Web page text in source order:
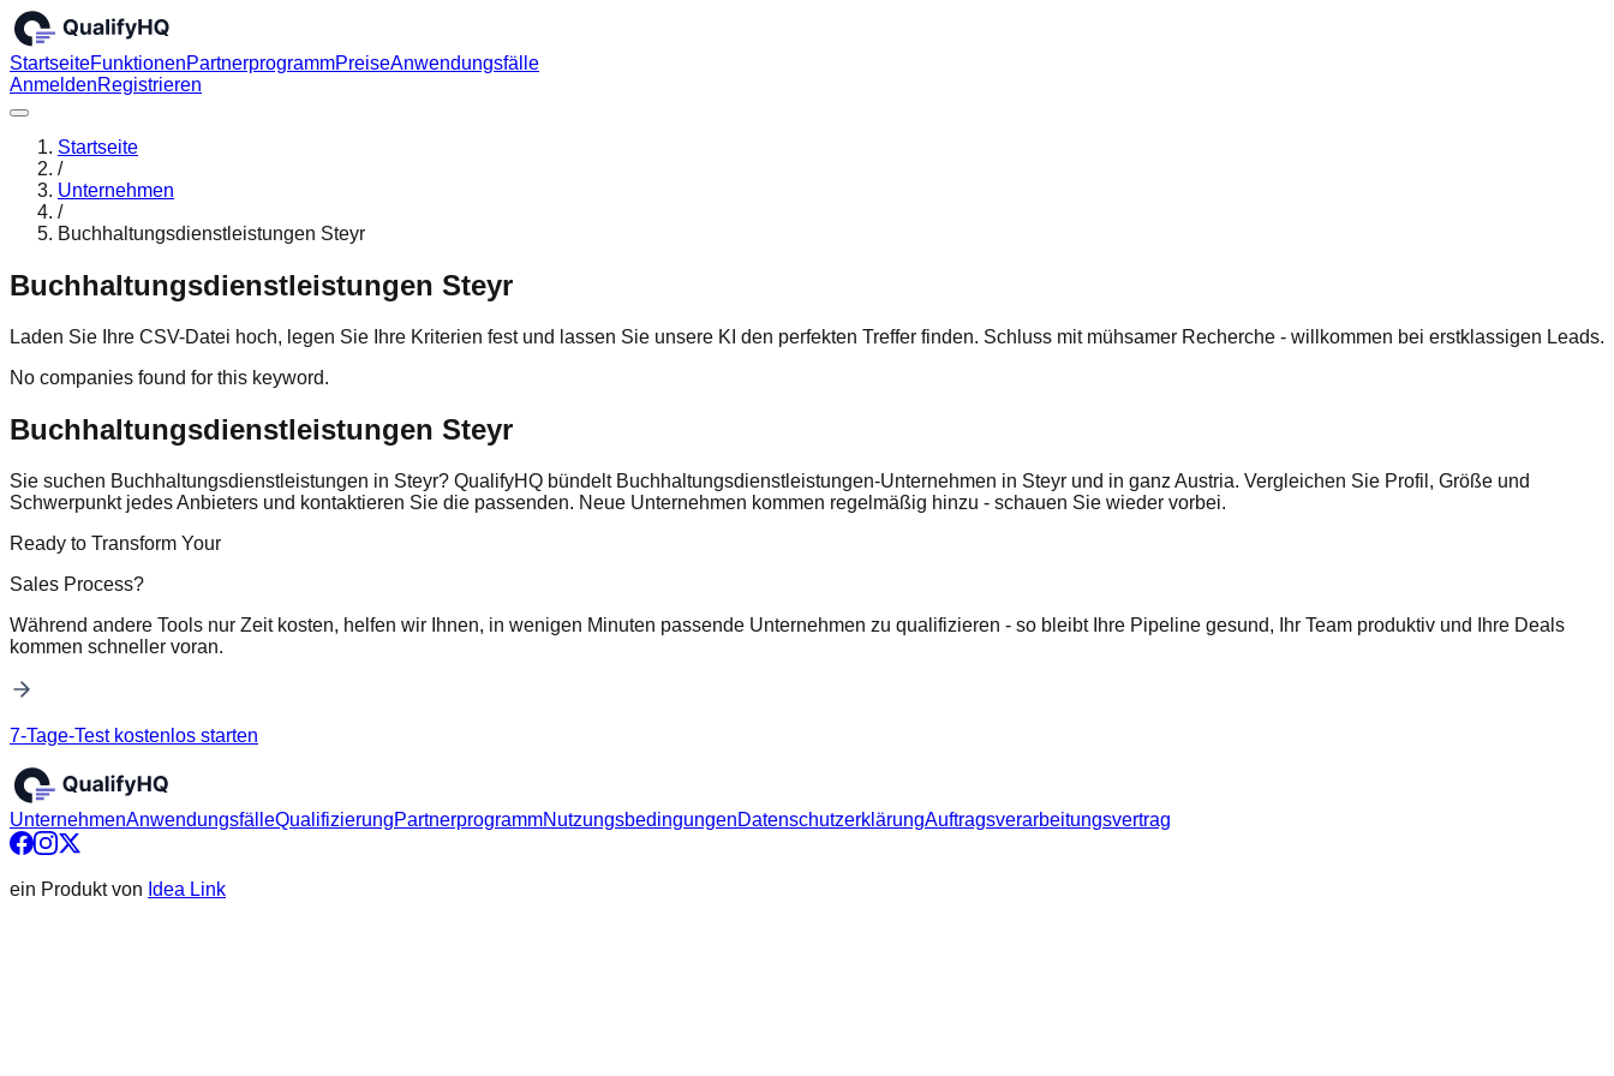
StartseiteFunktionenPartnerprogrammPreiseAnwendungsfälle
AnmeldenRegistrieren
Startseite
/
Unternehmen
/
Buchhaltungsdienstleistungen Steyr
Buchhaltungsdienstleistungen Steyr
Laden Sie Ihre CSV-Datei hoch, legen Sie Ihre Kriterien fest und lassen Sie unsere KI den perfekten Treffer finden. Schluss mit mühsamer Recherche - willkommen bei erstklassigen Leads.
No companies found for this keyword.
Buchhaltungsdienstleistungen Steyr
Sie suchen Buchhaltungsdienstleistungen in Steyr? QualifyHQ bündelt Buchhaltungsdienstleistungen-Unternehmen in Steyr und in ganz Austria. Vergleichen Sie Profil, Größe und
Schwerpunkt jedes Anbieters und kontaktieren Sie die passenden. Neue Unternehmen kommen regelmäßig hinzu - schauen Sie wieder vorbei.
Ready to Transform Your
Sales Process?
Während andere Tools nur Zeit kosten, helfen wir Ihnen, in wenigen Minuten passende Unternehmen zu qualifizieren - so bleibt Ihre Pipeline gesund, Ihr Team produktiv und Ihre Deals
kommen schneller voran.
7-Tage-Test kostenlos starten
UnternehmenAnwendungsfälleQualifizierungPartnerprogrammNutzungsbedingungenDatenschutzerklärungAuftragsverarbeitungsvertrag
ein Produkt von Idea Link